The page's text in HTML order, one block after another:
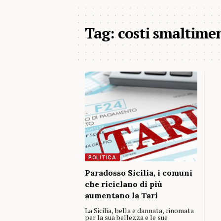
Tag:costi
POLITICA
Paradosso Sicilia, i comuni
che riciclano di più
aumentano la Tari
La Sicilia, bella e dannata, rinomata
per la sua bellezza e le sue